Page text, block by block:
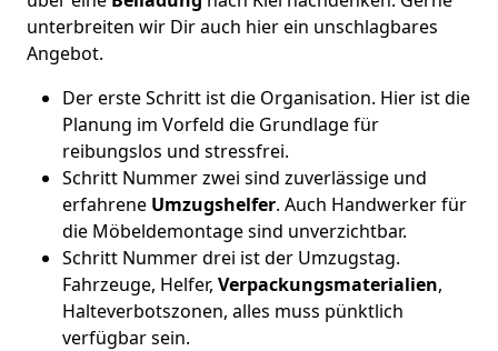
unterbreiten wir Dir auch hier ein unschlagbares
Angebot.
Der erste Schritt ist die Organisation. Hier ist die
Planung im Vorfeld die Grundlage für
reibungslos und stressfrei.
Schritt Nummer zwei sind zuverlässige und
erfahrene Umzugshelfer. Auch Handwerker für
die Möbeldemontage sind unverzichtbar.
Schritt Nummer drei ist der Umzugstag.
Fahrzeuge, Helfer, Verpackungsmaterialien,
Halteverbotszonen, alles muss pünktlich
verfügbar sein.